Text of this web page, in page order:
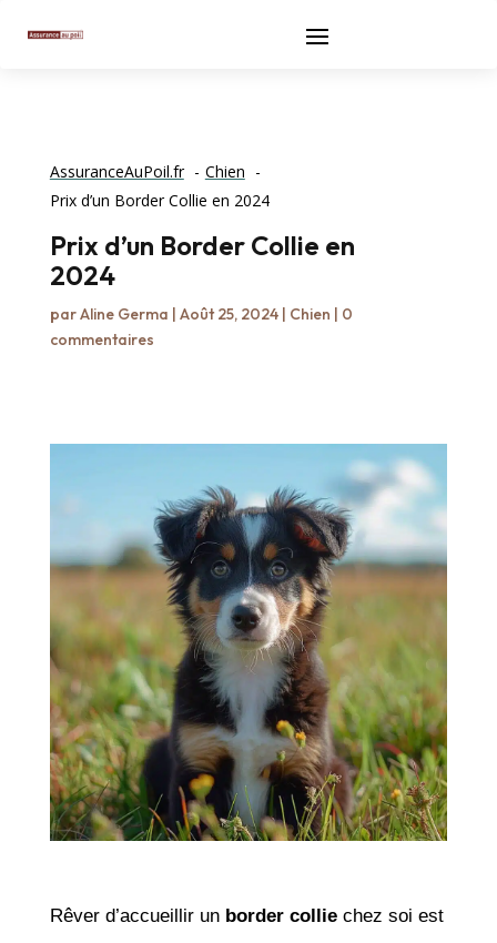
AssuranceAuPoil.fr
Chien
Prix d’un Border Collie en 2024
Prix d’un Border Collie en
2024
parAline Germa | Août 25, 2024| Chien | 0
commentaires
Rêver d’accueillir un border colliechez soi est